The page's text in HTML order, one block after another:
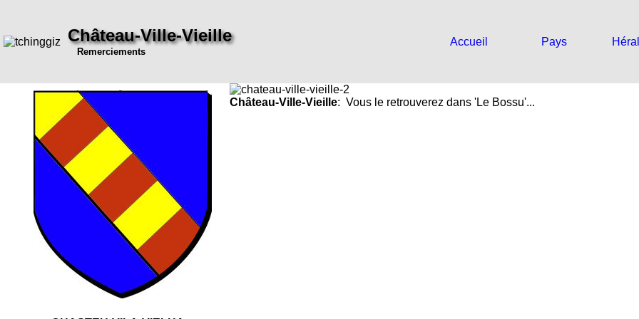
Château-Ville-Vieille
Remerciements
Accueil Pays
Château-Ville-Vieille: Vous le retrouverez dans 'Le Bossu'...